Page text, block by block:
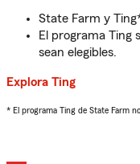
State Farm y
El programa Ting
sean elegibles.
Explora Ting
* El programa Ting de State Farm